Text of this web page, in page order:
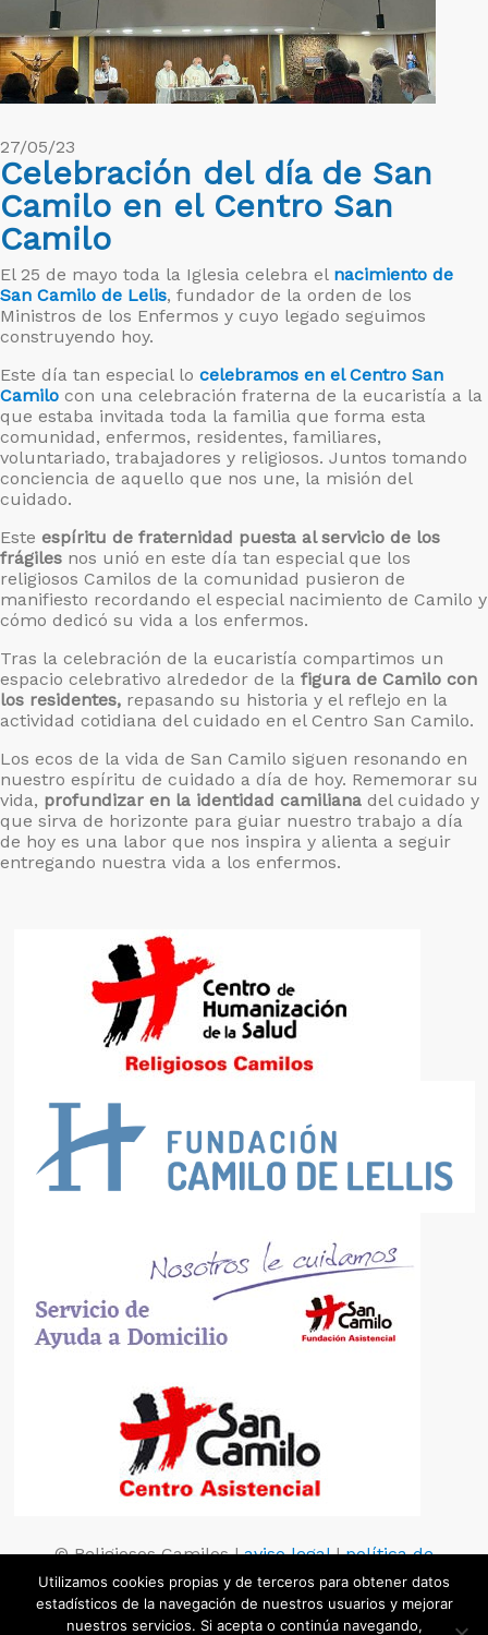
27/05/23
Celebración del día de San
Camilo en el Centro San
Camilo
El 25 de mayo toda la Iglesia celebra el nacimiento de
San Camilo de Lelis, fundador de la orden de los
Ministros de los Enfermos y cuyo legado seguimos
construyendo hoy.
Este día tan especial lo celebramos en el Centro San
Camilo con una celebración fraterna de la eucaristía a la
que estaba invitada toda la familia que forma esta
comunidad, enfermos, residentes, familiares,
voluntariado, trabajadores y religiosos. Juntos tomando
conciencia de aquello que nos une, la misión del
cuidado.
Este espíritu de fraternidad puesta al servicio de los
frágiles nos unió en este día tan especial que los
religiosos Camilos de la comunidad pusieron de
manifiesto recordando el especial nacimiento de Camilo y
cómo dedicó su vida a los enfermos.
Tras la celebración de la eucaristía compartimos un
espacio celebrativo alrededor de la figura de Camilo con
los residentes, repasando su historia y el reflejo en la
actividad cotidiana del cuidado en el Centro San Camilo.
Los ecos de la vida de San Camilo siguen resonando en
nuestro espíritu de cuidado a día de hoy. Rememorar su
vida, profundizar en la identidad camiliana del cuidado y
que sirva de horizonte para guiar nuestro trabajo a día
de hoy es una labor que nos inspira y alienta a seguir
entregando nuestra vida a los enfermos.
© Religiosos Camilos |aviso legal|política de
privacidad| política de cookies
Utilizamos cookies propias y de terceros para obtener datos
estadísticos de la navegación de nuestros usuarios y mejorar
nuestros servicios. Si acepta o continúa navegando,